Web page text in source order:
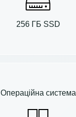
256 ГБ SSD
Операційна система